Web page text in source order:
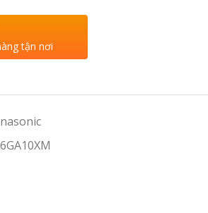
tận nơi